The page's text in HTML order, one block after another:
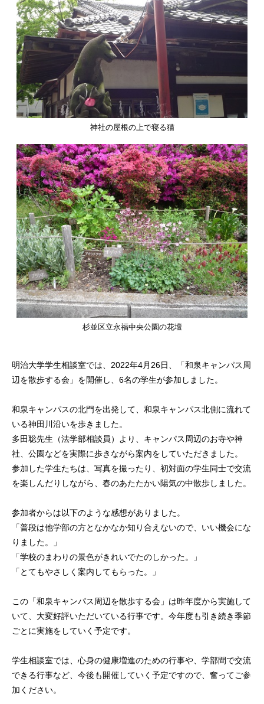
神社の屋根の上で寝る猫
杉並区立永福中央公園の花壇
明治大学学生相談室では、2022年4月26日、「和泉キャンパス周
辺を散歩する会」を開催し、6名の学生が参加しました。
和泉キャンパスの北門を出発して、和泉キャンパス北側に流れて
いる神田川沿いを歩きました。
多田聡先生（法学部相談員）より、キャンパス周辺のお寺や神
社、公園などを実際に歩きながら案内をしていただきました。
参加した学生たちは、写真を撮ったり、初対面の学生同士で交流
を楽しんだりしながら、春のあたたかい陽気の中散歩しました。
参加者からは以下のような感想がありました。
「普段は他学部の方となかなか知り合えないので、いい機会にな
りました。」
「学校のまわりの景色がきれいでたのしかった。」
「とてもやさしく案内してもらった。」
この「和泉キャンパス周辺を散歩する会」は昨年度から実施して
いて、大変好評いただいている行事です。今年度も引き続き季節
ごとに実施をしていく予定です。
学生相談室では、心身の健康増進のための行事や、学部間で交流
できる行事など、今後も開催していく予定ですので、奮ってご参
加ください。